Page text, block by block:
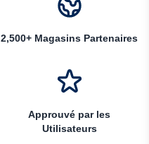
2,500+ Magasins Partenaires
Approuvé par les
Utilisateurs